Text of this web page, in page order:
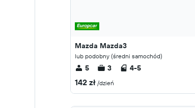
Mazda Mazda3
lub podobny (średni samochód)
5 3 4-5
142 zł /dzień